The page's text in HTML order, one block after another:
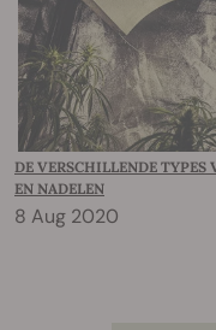
DE VERSCHILLENDE
EN NADELEN
8 Aug 2020